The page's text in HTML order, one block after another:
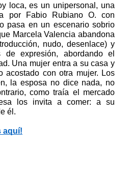
loca, es un unipersonal, una
por Fabio Rubiano O. con
pasa en un escenario sobrio
Marcela Valencia abandona
nudo, desenlace) y
de expresión, abordando el
Una mujer entra a su casa y
acostado con otra mujer. Los
la esposa no dice nada, no
como traía el mercado
los invita a comer: a su
él.
aquí!